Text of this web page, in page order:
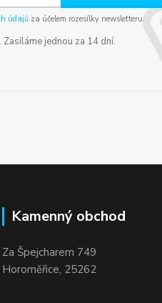
údajůza účelem rozesílky newsletteru.
jednou za 14 dní.
Kamenný obchod
Za Špejcharem 749
Horoměřice, 25262